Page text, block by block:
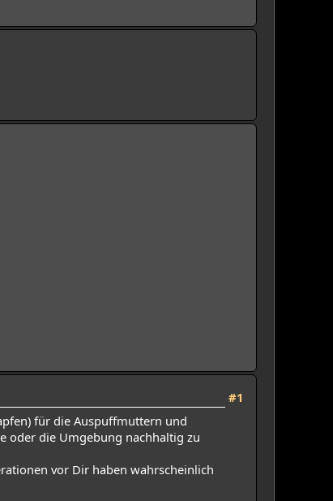
#1
für die Auspuffmuttern und
oder die Umgebung nachhaltig zu
vor Dir haben wahrscheinlich